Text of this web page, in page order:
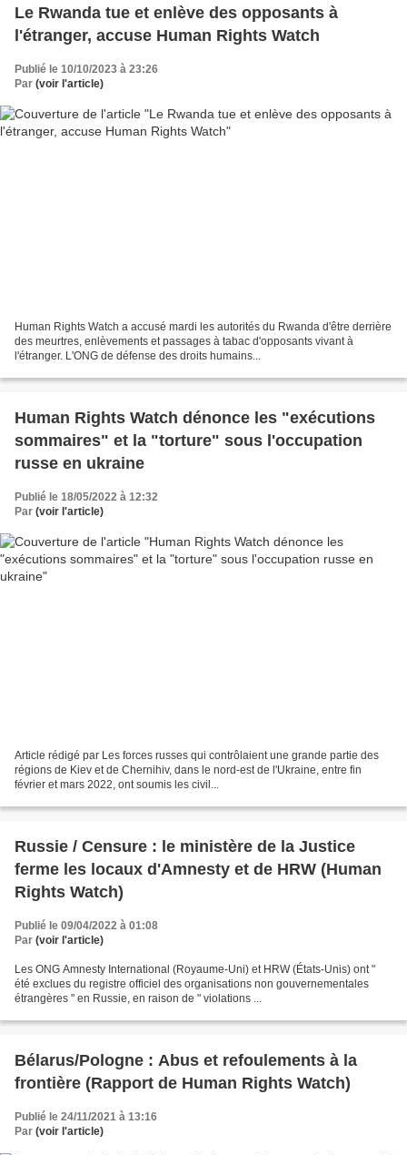
Le Rwanda tue et enlève des opposants à
l'étranger, accuse Human Rights Watch
Publié le 10/10/2023 à 23:26
Par (voir l'article)
Human Rights Watch a accusé mardi les autorités du Rwanda d'être derrière
des meurtres, enlèvements et passages à tabac d'opposants vivant à
l'étranger. L'ONG de défense des droits humains...
Human Rights Watch dénonce les "exécutions
sommaires" et la "torture" sous l'occupation
russe en ukraine
Publié le 18/05/2022 à 12:32
Par (voir l'article)
Article rédigé par Les forces russes qui contrôlaient une grande partie des
régions de Kiev et de Chernihiv, dans le nord-est de l'Ukraine, entre fin
février et mars 2022, ont soumis les civil...
Russie / Censure : le ministère de la Justice
ferme les locaux d'Amnesty et de HRW (Human
Rights Watch)
Publié le 09/04/2022 à 01:08
Par (voir l'article)
Les ONG Amnesty International (Royaume-Uni) et HRW (États-Unis) ont "
été exclues du registre officiel des organisations non gouvernementales
étrangères " en Russie, en raison de " violations ...
Bélarus/Pologne : Abus et refoulements à la
frontière (Rapport de Human Rights Watch)
Publié le 24/11/2021 à 13:16
Par (voir l'article)